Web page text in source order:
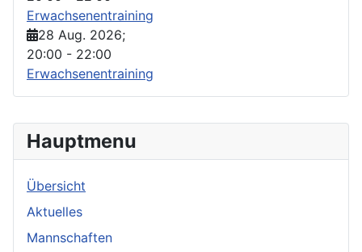
Hauptmenu
Übersicht
Aktuelles
Mannschaften
Erwachsenentraining
28 Aug. 2026;
20:00 - 22:00
Erwachsenentraining